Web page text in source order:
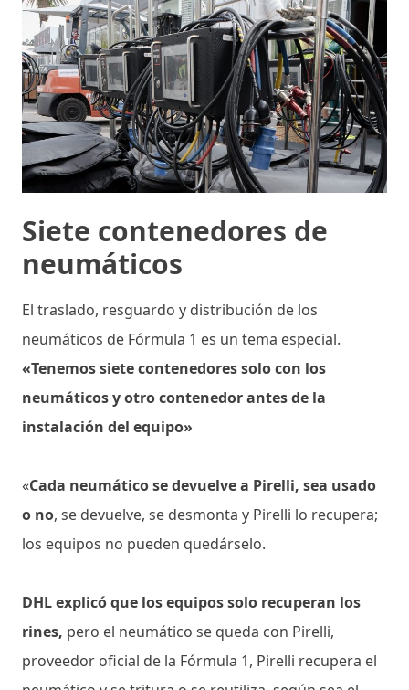
Siete contenedores de
neumáticos
El traslado, resguardo y distribución de los
neumáticos de Fórmula 1 es un tema especial.
«Tenemos siete contenedores solo con los
neumáticos y otro contenedor antes de la
instalación del equipo»
«Cada neumático se devuelve a Pirelli, sea usado
o no, se devuelve, se desmonta y Pirelli lo recupera;
los equipos no pueden quedárselo.
DHL explicó que los equipos solo recuperan los
rines, pero el neumático se queda con Pirelli,
proveedor oficial de la Fórmula 1, Pirelli recupera el